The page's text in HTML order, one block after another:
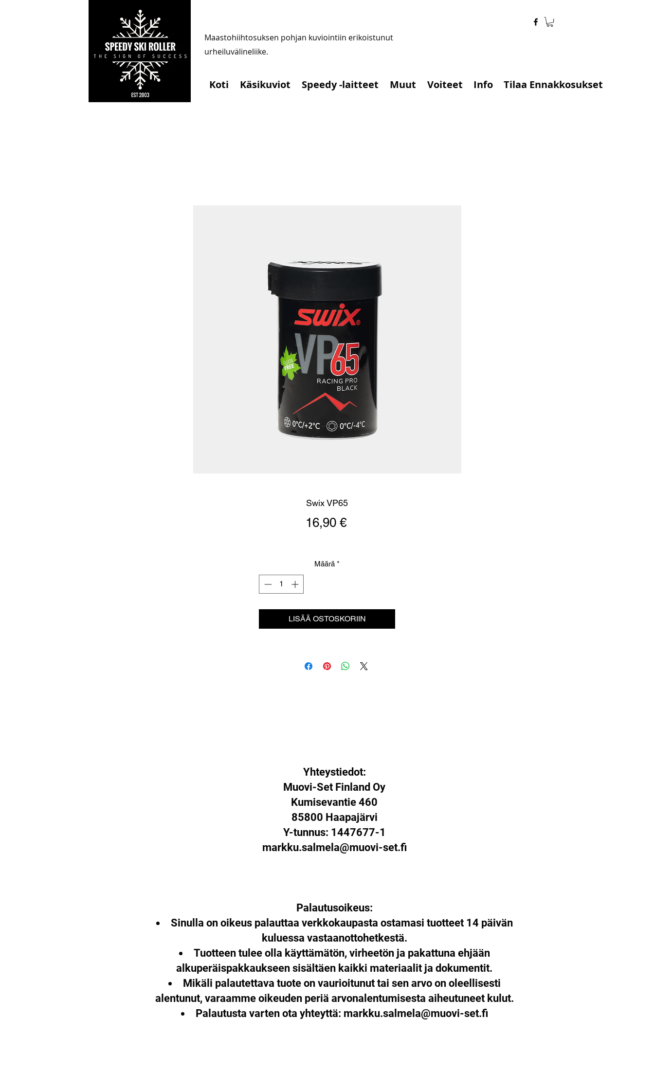
Maastohiihtosuksen pohjan kuviointiin erikoistunut
urheiluvälineliike.
Koti Käsikuviot Speedy -laitteet Muut Voiteet Info Tilaa Ennakkosukset
Swix VP65
16,90 €Hinta
Määrä *
LISÄÄ OSTOSKORIIN
Yhteystiedot:
Muovi-Set Finland Oy
Kumisevantie 460
85800 Haapajärvi
Y-tunnus: 1447677-1
markku.salmela@muovi-set.fi
Palautusoikeus:
Sinulla on oikeus palauttaa verkkokaupasta ostamasi tuotteet 14 päivän
kuluessa vastaanottohetkestä.
Tuotteen tulee olla käyttämätön, virheetön ja pakattuna ehjään
alkuperäispakkaukseen sisältäen kaikki materiaalit ja dokumentit.
Mikäli palautettava tuote on vaurioitunut tai sen arvo on oleellisesti
alentunut, varaamme oikeuden periä arvonalentumisesta aiheutuneet kulut.
Palautusta varten ota yhteyttä: markku.salmela@muovi-set.fi